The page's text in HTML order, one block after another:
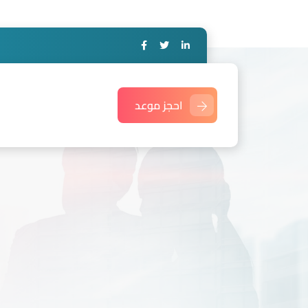
احجز موعد